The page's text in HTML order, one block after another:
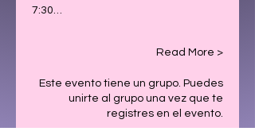
7:30…
Read More >
Este evento tiene un grupo. Puedes
unirte al grupo una vez que te
registres en el evento.